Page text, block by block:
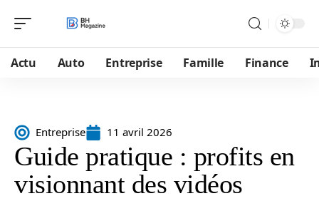
Actu Auto Entreprise Famille Finance
Entreprise 11 avril 2026
Guide pratique : profits en
visionnant des vidéos